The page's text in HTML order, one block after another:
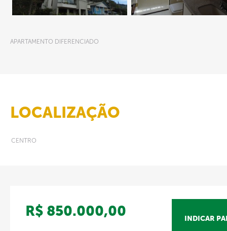
APARTAMENTO DIFERENCIADO
LOCALIZAÇÃO
CENTRO
R$ 850.000,00 INDICAR